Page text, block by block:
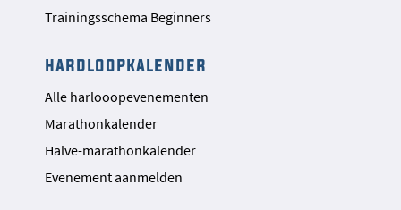
Trainingsschema Beginners
hardloopkalender
Alle harlooopevenementen
Marathonkalender
Halve-marathonkalender
Evenement aanmelden